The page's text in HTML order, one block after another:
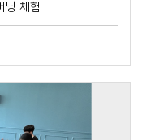
닝 체험